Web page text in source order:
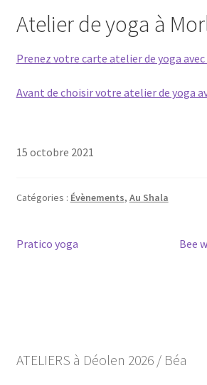
Atelier de yoga à
Pre­nez votre carte ate­lier de yoga avec
Avant de choi­sir votre ate­lier de yoga
15 octobre 2021
Catégories : Évènements, Au Shala
Navigation
Article
Pratico yoga
Bee
ATELIERS à Déolen 2026 / Béa